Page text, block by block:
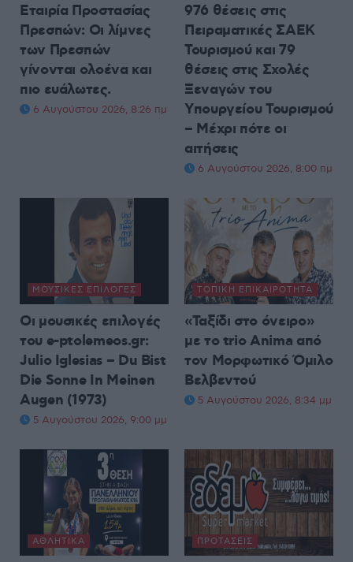
Εταιρία Προστασίας
Πρεσπών: Οι λίμνες
των Πρεσπών
γίνονται ολοένα και
πιο ευάλωτες.
6 Αυγούστου 2026, 8:26 πμ
976 θέσεις στις
Πειραματικές ΣΑΕΚ
Τουρισμού και 79
θέσεις στις Σχολές
Ξεναγών του
Υπουργείου Τουρισμού
– Μέχρι πότε οι
αιτήσεις
6 Αυγούστου 2026, 8:00 πμ
ΜΟΥΣΙΚΈΣ ΕΠΙΛΟΓΈΣ
Οι μουσικές επιλογές
του e-ptolemeos.gr:
Julio Iglesias – Du Bist
Die Sonne In Meinen
Augen (1973)
5 Αυγούστου 2026, 9:00 μμ
ΤΟΠΙΚΉ ΕΠΙΚΑΙΡΌΤΗΤΑ
«Ταξίδι στο όνειρο»
με το trio Anima από
τον Μορφωτικό Όμιλο
Βελβεντού
5 Αυγούστου 2026, 8:34 μμ
ΑΘΛΗΤΙΚΆ ΠΡΟΤΆΣΕΙΣ